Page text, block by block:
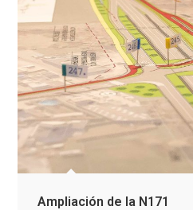
Ampliación de la N171